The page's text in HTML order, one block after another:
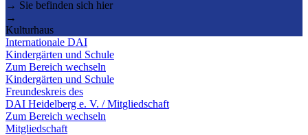
→ Sie befinden sich hier
→
Kulturhaus
Internationale DAI
Kindergärten und Schule
Zum Bereich wechseln
Kindergärten und Schule
Freundeskreis des
DAI Heidelberg e. V. / Mitgliedschaft
Zum Bereich wechseln
Mitgliedschaft